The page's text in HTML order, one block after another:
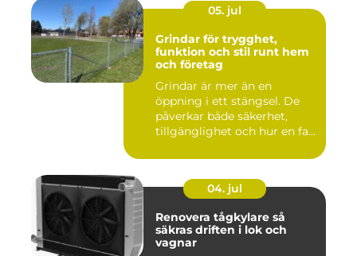
05. jul
Grindar för trygghet,
funktion och stil runt hem
och företag
Grindar är mer än en
öppning i ett stängsel. De
påverkar både säkerhet,
tillgänglighet och hur en fa...
04. jul
Renovera tågkylare så
säkras driften i lok och
vagnar